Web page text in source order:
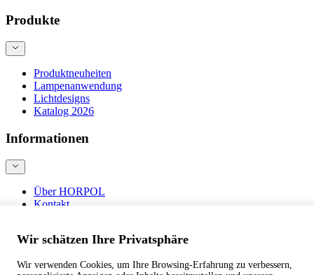
Produkte
Produktneuheiten
Lampenanwendung
Lichtdesigns
Katalog 2026
Informationen
Über HORPOL
Kontakt
webtom.pl
Wir schätzen Ihre Privatsphäre
Wir verwenden Cookies, um Ihre Browsing-Erfahrung zu verbessern,